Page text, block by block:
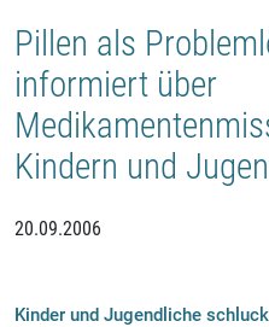
Pillen als
informiert über
Kindern und
20.09.2006
Kinder und Jugendliche